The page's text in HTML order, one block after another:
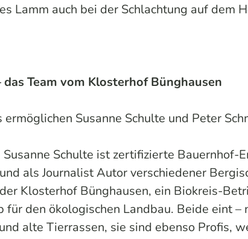
Lamm auch bei der Schlachtung auf dem
Team vom Klosterhof Bünghausen
Susanne Schulte und Peter
Schulte ist zertifizierte Bauernhof-
als Journalist Autor verschiedener
Klosterhof Bünghausen, ein Biokreis-
den ökologischen Landbau. Beide eint –
alte Tierrassen, sie sind ebenso Profis,